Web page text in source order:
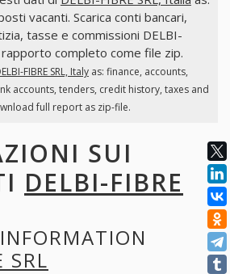
vacanti. Scarica conti bancari,
tasse e commissioni DELBI-
rapporto completo come file zip.
FIBRE SRL, Italyas: finance, accounts,
accounts, tenders, credit history, taxes and
full report as zip-file.
SUI
DELBI-FIBRE
SRL